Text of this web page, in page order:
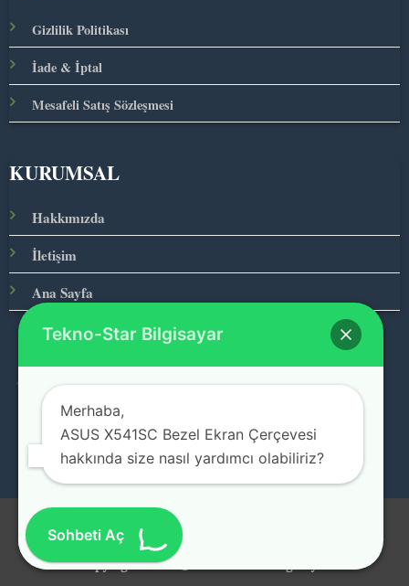
Gizlilik Politikası
İade & İptal
Mesafeli Satış Sözleşmesi
KURUMSAL
Hakkımızda
İletişim
Ana Sayfa
© 2026 Teknolojinin Starı
Visa MasterCard
Transfer
Copyright 2026 ©Tekno-Star Bilgisayar
Tekno-Star Bilgisayar
Merhaba,
ASUS X541SC Bezel Ekran Çerçevesi
hakkında size nasıl yardımcı olabiliriz?
Sohbeti Aç